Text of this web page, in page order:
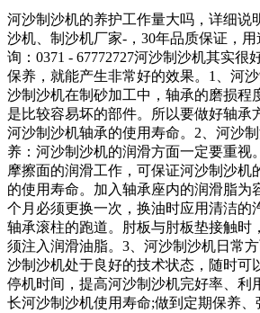
河沙制沙机的养护工作量大吗，详细说
沙机、制沙机厂家-，30年品质保证，
询：0371 - 67772727河沙制沙机其实很
保养，就能产生非常好的效果。1、河
沙制沙机在制砂加工中，轴承的磨损程
是比较容易坏的部件。所以要做好轴承
河沙制沙机轴承的使用寿命。2、河沙
养：河沙制沙机的润滑方面一定要重视
摩擦面的润滑工作，可保证河沙制沙机
的使用寿命。加入轴承座内的润滑脂为
个月必须更换一次，换油时应用清洁的
轴承滚柱的跑道。肘板与肘板垫接触时
须注入润滑油脂。3、河沙制沙机日常
沙制沙机处于良好的技术状态，随时可
停机时间，提高河沙制沙机完好率、利
长河沙制沙机使用寿命;做到定期保养